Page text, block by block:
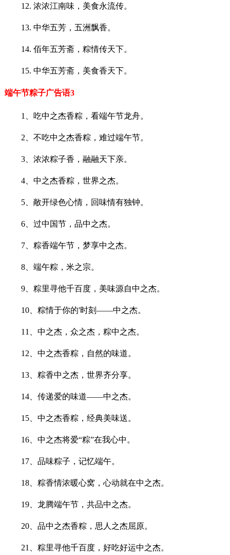
12. 浓浓江南味，美食永流传。
13. 中华五芳，五洲飘香。
14. 佰年五芳斋，粽情传天下。
15. 中华五芳斋，美食香天下。
端午节粽子广告语3
1、吃中之杰香粽，看端午节龙舟。
2、不吃中之杰香粽，难过端午节。
3、浓浓粽子香，融融天下亲。
4、中之杰香粽，世界之杰。
5、敞开绿色心情，回味情有独钟。
6、过中国节，品中之杰。
7、粽香端午节，梦享中之杰。
8、端午粽，米之宗。
9、粽里寻他千百度，美味源自中之杰。
10、粽情于你的'时刻——中之杰。
11、中之杰，众之杰，粽中之杰。
12、中之杰香粽，自然的味道。
13、粽香中之杰，世界齐分享。
14、传递爱的味道——中之杰。
15、中之杰香粽，经典美味送。
16、中之杰将爱“粽”在我心中。
17、品味粽子，记忆端午。
18、粽香情浓暖心窝，心动就在中之杰。
19、龙腾端午节，共品中之杰。
20、品中之杰香粽，思人之杰屈原。
21、粽里寻他千百度，好吃好运中之杰。